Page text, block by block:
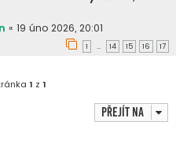
« 19 úno 2026, 20:01
1 … 14 15 16 17
1 z 1
Přejít na